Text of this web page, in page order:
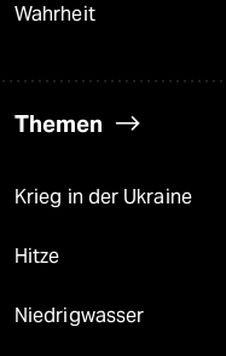
Wahrheit
Themen
Krieg in der Ukraine
Hitze
Niedrigwasser